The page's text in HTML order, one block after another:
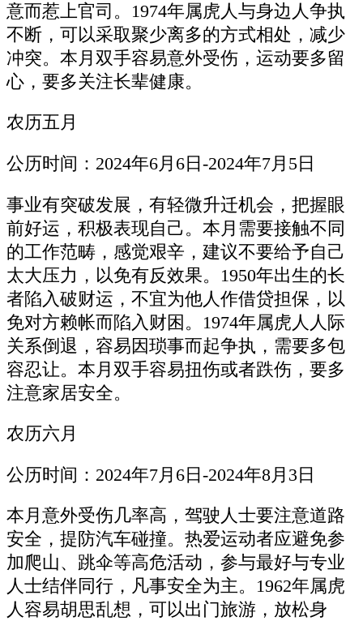
意而惹上官司。1974年属虎人与身边人争执
不断，可以采取聚少离多的方式相处，减少
冲突。本月双手容易意外受伤，运动要多留
心，要多关注长辈健康。
农历五月
公历时间：2024年6月6日-2024年7月5日
事业有突破发展，有轻微升迁机会，把握眼
前好运，积极表现自己。本月需要接触不同
的工作范畴，感觉艰辛，建议不要给予自己
太大压力，以免有反效果。1950年出生的长
者陷入破财运，不宜为他人作借贷担保，以
免对方赖帐而陷入财困。1974年属虎人人际
关系倒退，容易因琐事而起争执，需要多包
容忍让。本月双手容易扭伤或者跌伤，要多
注意家居安全。
农历六月
公历时间：2024年7月6日-2024年8月3日
本月意外受伤几率高，驾驶人士要注意道路
安全，提防汽车碰撞。热爱运动者应避免参
加爬山、跳伞等高危活动，参与最好与专业
人士结伴同行，凡事安全为主。1962年属虎
人容易胡思乱想，可以出门旅游，放松身